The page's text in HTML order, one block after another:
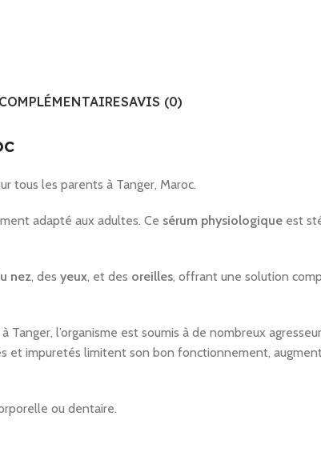
AVIS (0)
tous les parents à Tanger, Maroc.
adapté aux adultes. Ce sérum physiologique est
nez, des yeux, et des oreilles, offrant une solution
l’organisme est soumis à de nombreux
et impuretés limitent son bon fonctionnement,
ou dentaire.